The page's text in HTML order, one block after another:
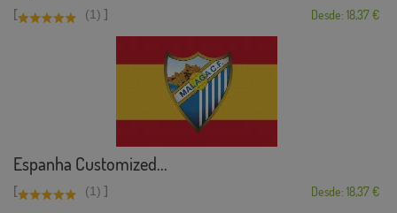
[ (1) ] Desde: 18,37 €
Espanha Customized...
[ (1) ] Desde: 18,37 €